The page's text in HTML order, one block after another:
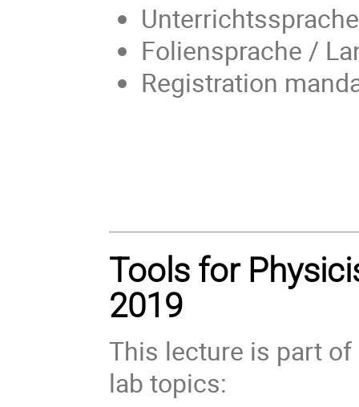
Foliensprache /
Registration
Tools for
2019
This lecture is part
lab topics: